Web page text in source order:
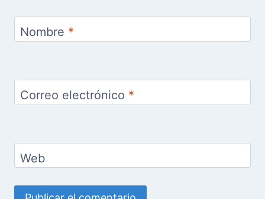
Nombre *
Correo electrónico *
Web